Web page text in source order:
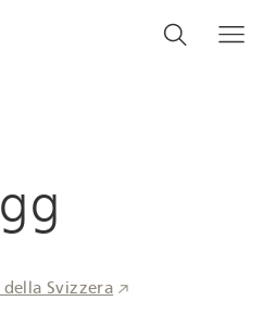
Search
Cerca
Svizzera